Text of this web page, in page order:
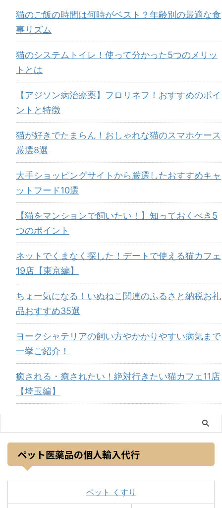
猫のご飯の時間は何時がベスト？年齢別の最適な食
事リズム
猫のシステムトイレ！使って分かった5つのメリッ
トとは
【アジソン病治療薬】フロリネフ！おすすめのポイ
ントと特徴
猫が好きでたまらん！おしゃれな猫のスマホケース
厳選8選
大手ショッピングサイトから厳選したおすすめキャ
ットフード10選
【猫をマンションで飼いたい！】知っておくべき5
つのポイント
ネットでくまなく探した！デートで使える猫カフェ
19店【東京編】
ちょー気になる！いぬねこ関連のふるさと納税お礼
品おすすめ35選
ヨークシャテリアの飼い方やかかりやすい病気まで
一挙ご紹介！
癒される・癒されたい！絶対行きたい猫カフェ11店
【埼玉編】
ペット医薬品の個人輸入代行
ペット くすり